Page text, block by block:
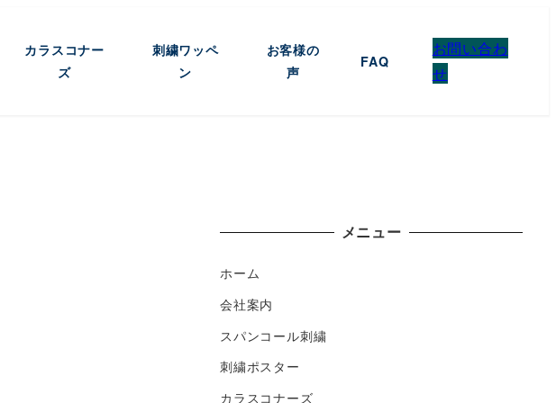
カラスコナー
ズ
刺繍ワッペ
ン
お客様の
声
FAQ
お問い合わ
せ
メニュー
ホーム
会社案内
スパンコール刺繍
刺繍ポスター
カラスコナーズ